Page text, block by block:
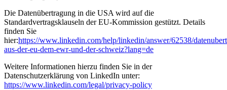
Die Datenübertragung in die USA wird auf die
Standardvertragsklauseln der EU-Kommission gestützt. Details
finden Sie
hier:https://www.linkedin.com/help/linkedin/answer/62538/
aus-der-eu-dem-ewr-und-der-schweiz?lang=de
Weitere Informationen hierzu finden Sie in der
Datenschutzerklärung von LinkedIn unter:
https://www.linkedin.com/legal/privacy-policy